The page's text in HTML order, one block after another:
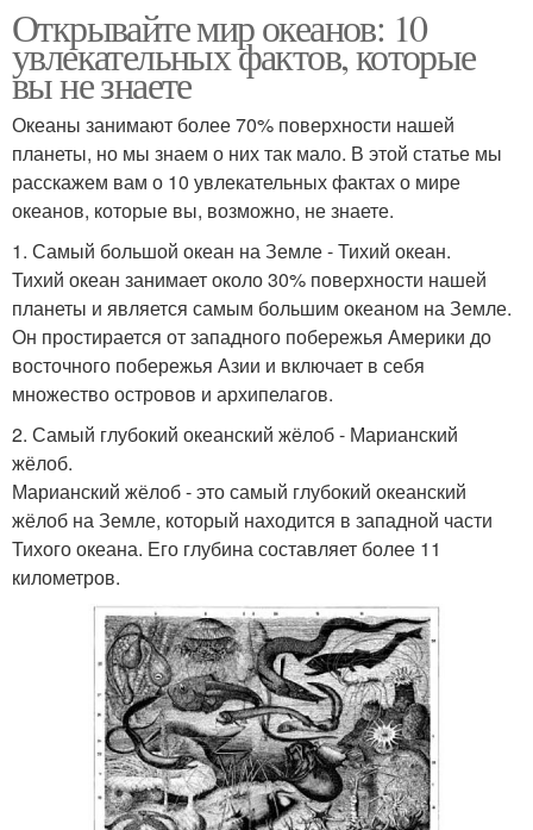
Открывайте мир океанов: 10
увлекательных фактов, которые
вы не знаете
Океаны занимают более 70% поверхности нашей
планеты, но мы знаем о них так мало. В этой статье мы
расскажем вам о 10 увлекательных фактах о мире
океанов, которые вы, возможно, не знаете.
1. Самый большой океан на Земле - Тихий океан.
Тихий океан занимает около 30% поверхности нашей
планеты и является самым большим океаном на Земле.
Он простирается от западного побережья Америки до
восточного побережья Азии и включает в себя
множество островов и архипелагов.
2. Самый глубокий океанский жёлоб - Марианский
жёлоб.
Марианский жёлоб - это самый глубокий океанский
жёлоб на Земле, который находится в западной части
Тихого океана. Его глубина составляет более 11
километров.